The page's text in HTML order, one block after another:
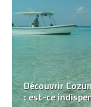
Découvrir
: est-ce